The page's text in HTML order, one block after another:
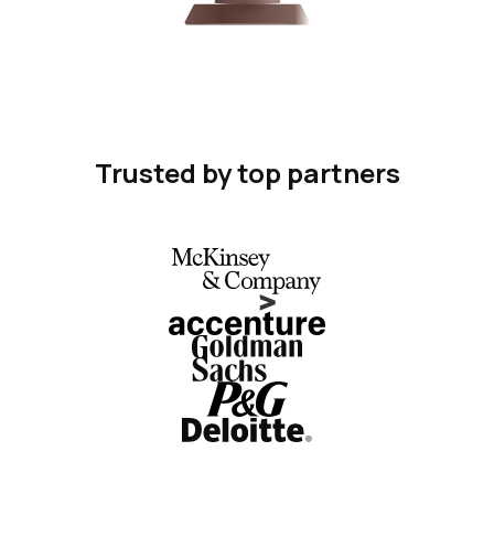
Trusted by top partners